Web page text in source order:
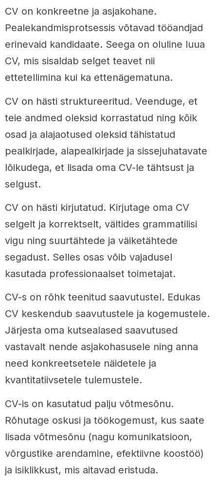
CV on konkreetne ja asjakohane.
Pealekandmisprotsessis võtavad tööandjad
erinevaid kandidaate. Seega on oluline luua
CV, mis sisaldab selget teavet nii
ettetellimina kui ka ettenägematuna.
CV on hästi struktureeritud. Veenduge, et
teie andmed oleksid korrastatud ning kõik
osad ja alajaotused oleksid tähistatud
pealkirjade, alapealkirjade ja sissejuhatavate
lõikudega, et lisada oma CV-le tähtsust ja
selgust.
CV on hästi kirjutatud. Kirjutage oma CV
selgelt ja korrektselt, vältides grammatilisi
vigu ning suurtähtede ja väiketähtede
segadust. Selles osas võib vajadusel
kasutada professionaalset toimetajat.
CV-s on rõhk teenitud saavutustel. Edukas
CV keskendub saavutustele ja kogemustele.
Järjesta oma kutsealased saavutused
vastavalt nende asjakohasusele ning anna
need konkreetsetele näidetele ja
kvantitatiivsetele tulemustele.
CV-is on kasutatud palju võtmesõnu.
Rõhutage oskusi ja töökogemust, kus saate
lisada võtmesõnu (nagu komunikatsioon,
võrgustike arendamine, efektiivne koostöö)
ja isiklikkust, mis aitavad eristuda.